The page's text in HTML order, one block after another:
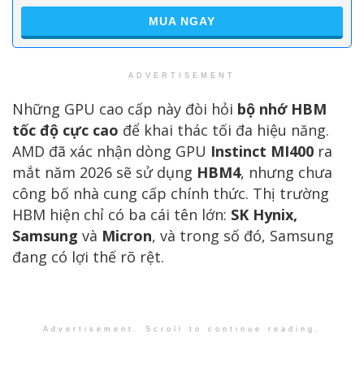
MUA NGAY
ADVERTISEMENT
Những GPU cao cấp này đòi hỏi bộ nhớ HBM
tốc độ cực cao để khai thác tối đa hiệu năng.
AMD đã xác nhận dòng GPU Instinct MI400 ra
mắt năm 2026 sẽ sử dụng HBM4, nhưng chưa
công bố nhà cung cấp chính thức. Thị trường
HBM hiện chỉ có ba cái tên lớn: SK Hynix,
Samsung và Micron, và trong số đó, Samsung
đang có lợi thế rõ rệt.
Advertisement. Scroll to continue reading.